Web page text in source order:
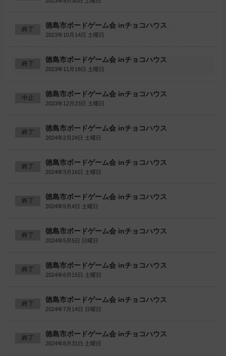
終了 徳島市ボードゲーム会 inチョコハウス
2023年10月14日 土曜日
終了 徳島市ボードゲーム会 inチョコハウス
2023年11月18日 土曜日
中止 徳島市ボードゲーム会 inチョコハウス
2023年12月23日 土曜日
終了 徳島市ボードゲーム会 inチョコハウス
2024年2月24日 土曜日
終了 徳島市ボードゲーム会 inチョコハウス
2024年3月16日 土曜日
終了 徳島市ボードゲーム会 inチョコハウス
2024年5月4日 土曜日
終了 徳島市ボードゲーム会 inチョコハウス
2024年5月5日 日曜日
終了 徳島市ボードゲーム会 inチョコハウス
2024年6月15日 土曜日
終了 徳島市ボードゲーム会 inチョコハウス
2024年7月14日 日曜日
終了 徳島市ボードゲーム会 inチョコハウス
2024年8月31日 土曜日